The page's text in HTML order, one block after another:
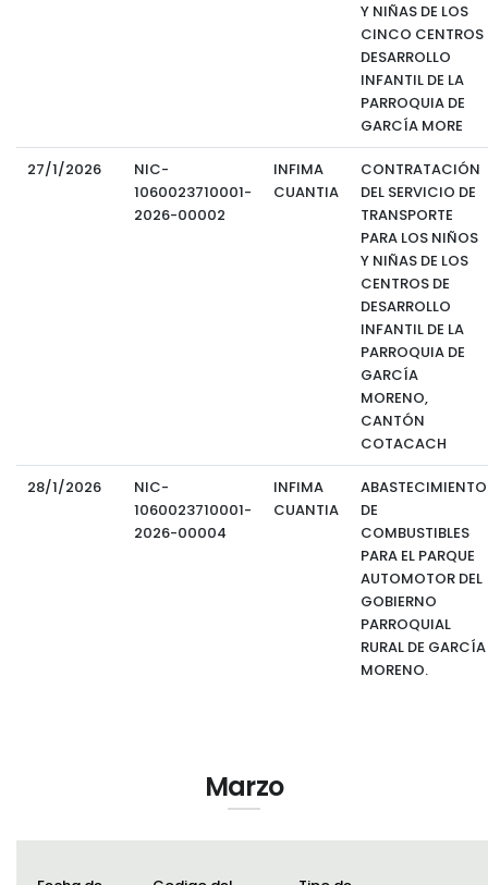
Y NIÑAS DE LOS
CINCO CENTROS
DESARROLLO
INFANTIL DE LA
PARROQUIA DE
GARCÍA MORE
27/1/2026
NIC-
1060023710001-
2026-00002
INFIMA
CUANTIA
CONTRATACIÓN
DEL SERVICIO DE
TRANSPORTE
PARA LOS NIÑOS
Y NIÑAS DE LOS
CENTROS DE
DESARROLLO
INFANTIL DE LA
PARROQUIA DE
GARCÍA
MORENO,
CANTÓN
COTACACH
28/1/2026
NIC-
1060023710001-
2026-00004
INFIMA
CUANTIA
ABASTECIMIENTO
DE
COMBUSTIBLES
PARA EL PARQUE
AUTOMOTOR DEL
GOBIERNO
PARROQUIAL
RURAL DE GARCÍA
MORENO.
Marzo